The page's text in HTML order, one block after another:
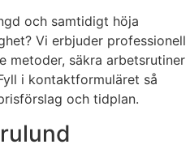
och samtidigt höja
Vi erbjuder professionell
metoder, säkra arbetsrutiner
i kontaktformuläret så
och tidplan.